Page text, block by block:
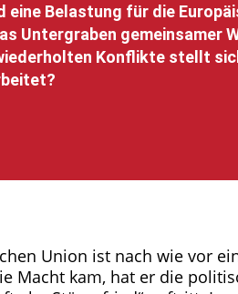
Belastung für die
Untergraben gemeinsamer
Konflikte stellt
Union ist nach wie vor
Macht kam, hat er die